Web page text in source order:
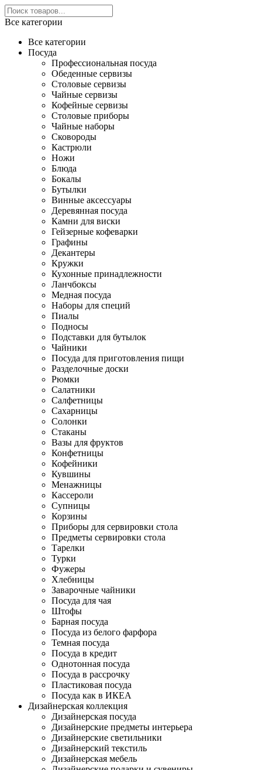
Все категории
Все категории
Посуда
Профессиональная посуда
Обеденные сервизы
Столовые сервизы
Чайные сервизы
Кофейные сервизы
Столовые приборы
Чайные наборы
Сковороды
Кастрюли
Ножи
Блюда
Бокалы
Бутылки
Винные аксессуары
Деревянная посуда
Камни для виски
Гейзерные кофеварки
Графины
Декантеры
Кружки
Кухонные принадлежности
Ланчбоксы
Медная посуда
Наборы для специй
Пиалы
Подносы
Подставки для бутылок
Чайники
Посуда для приготовления пищи
Разделочные доски
Рюмки
Салатники
Салфетницы
Сахарницы
Солонки
Стаканы
Вазы для фруктов
Конфетницы
Кофейники
Кувшины
Менажницы
Кассероли
Супницы
Корзины
Приборы для сервировки стола
Предметы сервировки стола
Тарелки
Турки
Фужеры
Хлебницы
Заварочные чайники
Посуда для чая
Штофы
Барная посуда
Посуда из белого фарфора
Темная посуда
Посуда в кредит
Однотонная посуда
Посуда в рассрочку
Пластиковая посуда
Посуда как в ИКЕА
Дизайнерская коллекция
Дизайнерская посуда
Дизайнерские предметы интерьера
Дизайнерские светильники
Дизайнерский текстиль
Дизайнерская мебель